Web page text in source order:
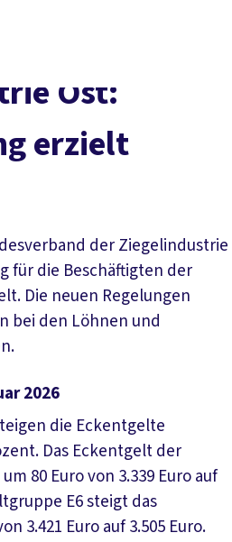
Service
Mitmachen
Ost:
erzielt
der Ziegelindustrie
für die Beschäftigten der
Die neuen Regelungen
bei den Löhnen und
2026
die Eckentgelte
Das Eckentgelt der
80 Euro von 3.339 Euro auf
E6 steigt das
3.421 Euro auf 3.505 Euro.